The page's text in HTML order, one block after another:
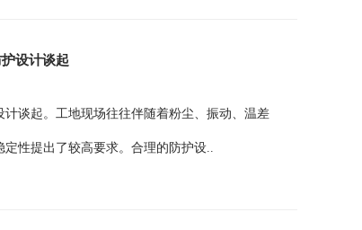
设计谈起
谈起。工地现场往往伴随着粉尘、振动、温差
性提出了较高要求。合理的防护设..